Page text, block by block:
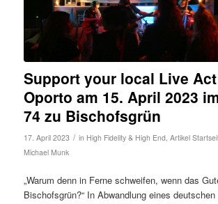
Support your local Live
Oporto am 15. April 2023
74 zu Bischofsgrün
17. April 2023 / in High Fidelity & High End, Artikel
Michael Munk
„Warum denn in Ferne schweifen, wenn das
Bischofsgrün?“ In Abwandlung eines